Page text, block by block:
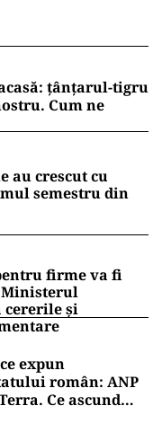
țânțarul-tigru
Cum ne
au crescut cu
semestru din
firme va fi
Ministerul
și
expun
român: ANP
Ce ascund